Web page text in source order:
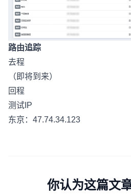
路由追踪
去程
（即将到来）
回程
测试IP
东京：47.74.34.123
你认为这篇文